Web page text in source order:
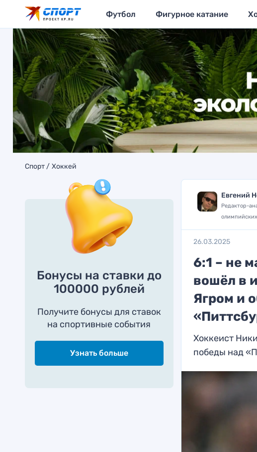
Футбол Фигурное катание
Спорт Хоккей
Бонусы на ставки до
100000 рублей
Получите бонусы для ставок
на спортивные события
Узнать больше
Евгений
Редактор-
26.03.2025
6:1 – не
вошёл в
Ягром и
Хоккеист
победы над